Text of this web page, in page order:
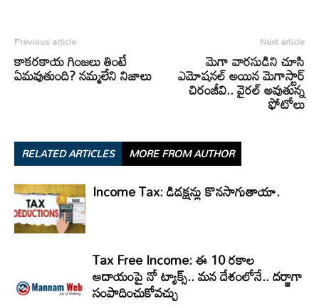
Previous article
కాకరకాయ గింజలు తింటే
ఏమవుతుంది? నమ్మలేని నిజాలు
Next article
మెగా వారసుడిని చూసి
ఎమోషనల్ అయిన మెగాస్టార్
చిరంజీవి.. వైరల్ అవుతున్న
ఫోటోలు
RELATED ARTICLES MORE FROM AUTHOR
Income Tax: డిడక్షన్లు కొనసాగుతాయా.
Tax Free Income: ఈ 10 రకాల
ఆదాయంపై నో ట్యాక్స్.. మన దేశంలోనే.. దర్జాగా
సంపాదించుకోవచ్చు